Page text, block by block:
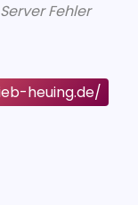
Fehler
heuing.de/